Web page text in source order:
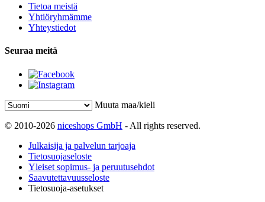
Tietoa meistä
Yhtiöryhmämme
Yhteystiedot
Seuraa meitä
Muuta maa/kieli
© 2010-2026 niceshops GmbH - All rights reserved.
Julkaisija ja palvelun tarjoaja
Tietosuojaseloste
Yleiset sopimus- ja peruutusehdot
Saavutettavuusseloste
Tietosuoja-asetukset